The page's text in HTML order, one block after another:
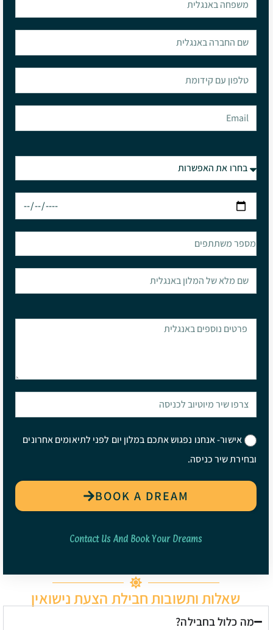
אישור- אנחנו נפגוש אתכם במלון יום לפני לתיאומים אחרונים
ובחירת שיר כניסה.
BOOK A DREAM
Contact Us And Book Your Dreams
שאלות ותשובות חבילת הצעת נישואין
מה כלול בחבילה?